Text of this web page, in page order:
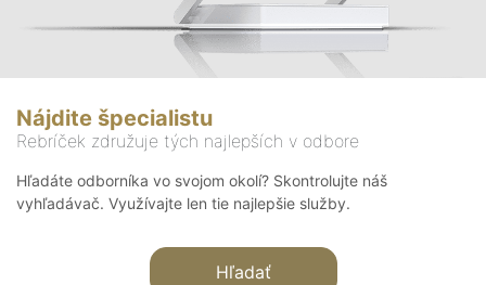
Nájdite špecialistu
Rebríček združuje tých najlepších v odbore
Hľadáte odborníka vo svojom okolí? Skontrolujte náš
vyhľadávač. Využívajte len tie najlepšie služby.
Hľadať